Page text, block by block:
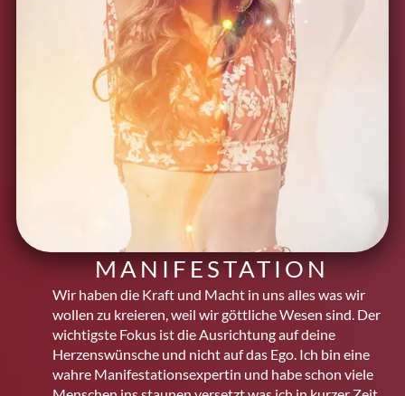
MANIFESTATION
Wir haben die Kraft und Macht in uns alles was wir
wollen zu kreieren, weil wir göttliche Wesen sind. Der
wichtigste Fokus ist die Ausrichtung auf deine
Herzenswünsche und nicht auf das Ego. Ich bin eine
wahre Manifestations­expertin und habe schon viele